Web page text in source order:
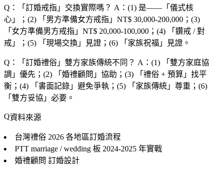
Q：「 訂婚戒指 」交換實際嗎？ A：(1) 是——「 儀式核
心 」；(2) 「 男方準備女方戒指 」NT$ 30,000-200,000；(3)
「 女方準備男方戒指 」NT$ 20,000-100,000；(4) 「 鑽戒 / 對
戒 」；(5) 「 現場交換 」見證；(6) 「 家族祝福 」見證。
Q：「 訂婚禮俗 」雙方家族傳統不同？ A：(1) 「 雙方家庭協
調 」優先；(2) 「 婚禮顧問 」協助；(3) 「 禮俗 + 預算 」找平
衡；(4) 「 書面記錄 」避免爭執；(5) 「 家族傳統 」尊重；(6)
「 雙方妥協 」必要。
資料來源
台灣禮俗 2026 各地區訂婚流程
PTT marriage / wedding 板 2024-2025 年實戰
婚禮顧問 訂婚設計